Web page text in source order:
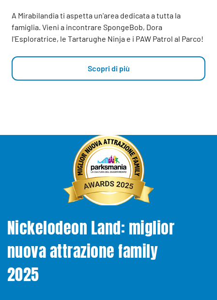
A Mirabilandia ti aspetta un'area dedicata a tutta la
famiglia. Vieni a incontrare SpongeBob, Dora
l'Esploratrice, le Tartarughe Ninja e i PAW Patrol al Parco!
Scopri di più
Nickelodeon Land: miglior
nuova attrazione family
2025